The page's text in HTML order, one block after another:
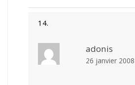
adonis
26 janvier